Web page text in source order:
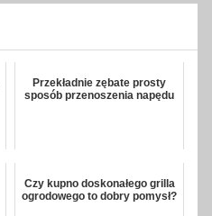
Przekładnie zębate prosty
sposób przenoszenia napędu
Czy kupno doskonałego grilla
ogrodowego to dobry pomysł?